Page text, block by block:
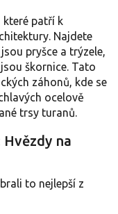
které patří k
Najdete
pryšce a trýzele,
škornice. Tato
záhonů, kde se
ocelově
trsy turanů.
na
to nejlepší z